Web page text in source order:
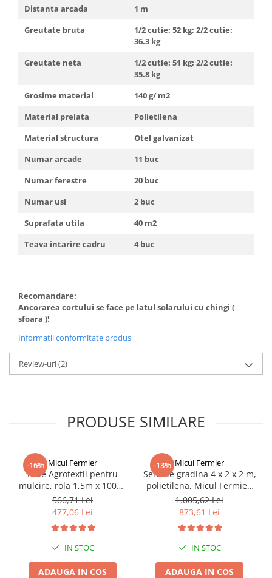
Distanta arcada
1 m
Greutate bruta
1/2 cutie: 52 kg; 2/2 cutie:
36.3 kg
Greutate neta
1/2 cutie: 51 kg; 2/2 cutie:
35.8 kg
Grosime material
140 g/ m2
Material prelata
Polietilena
Material structura
Otel galvanizat
Numar arcade
11 buc
Numar ferestre
20 buc
Numar usi
2 buc
Suprafata utila
40 m2
Teava intarire cadru
4 buc
Recomandare:
Ancorarea cortului se face pe latul solarului cu chingi (
sfoara )!
Informatii conformitate produs
Review-uri(2)
PRODUSE SIMILARE
-16% Micul Fermier
Folie Agrotextil pentru
mulcire, rola 1,5m x 100m,
grad 100 gr/m2, polietilena,
Micul Fermier GF-1856
566,71 Lei
477,06 Lei
IN STOC
ADAUGA IN COS
-13% Micul Fermier
Sera de gradina 4 x 2 x 2 m,
polietilena, Micul Fermier,
140g/mp UV4, GF-2044
1.005,62 Lei
873,61 Lei
IN STOC
ADAUGA IN COS